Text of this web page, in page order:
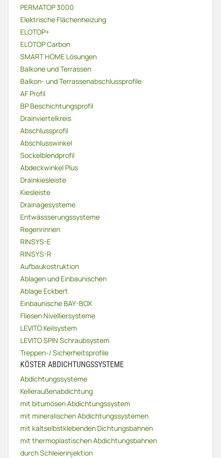
PERMATOP 3000
Elektrische Flächenheizung
ELOTOP+
ELOTOP Carbon
SMART HOME Lösungen
Balkone und Terrassen
Balkon- und Terrassenabschlussprofile
AF Profil
BP Beschichtungsprofil
Drainviertelkreis
Abschlussprofil
Abschlusswinkel
Sockelblendprofil
Abdeckwinkel Plus
Drainkiesleiste
Kiesleiste
Drainagesysteme
Entwässserungssysteme
Regenrinnen
RINSYS-E
RINSYS-R
Aufbaukostruktion
Ablagen und Einbaunischen
Ablage Eckbert
Einbaunische BAY-BOX
Fliesen Nivelliersysteme
LEVITO Keilsystem
LEVITO SPIN Schraubsystem
Treppen-/ Sicherheitsprofile
KÖSTER ABDICHTUNGSSYSTEME
Abdichtungssysteme
Kelleraußenabdichtung
mit bitumösen Abdichtungssystem
mit mineralischen Abdichtungssystemen
mit kaltselbstklebenden Dichtungsbahnen
mit thermoplastischen Abdichtungsbahnen
durch Schleierinjektion